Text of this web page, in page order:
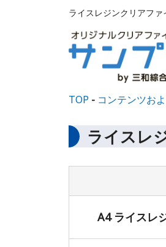
ライスレジンクリアフ
TOP コンテンツお
ライスレ
A4 ライスレ